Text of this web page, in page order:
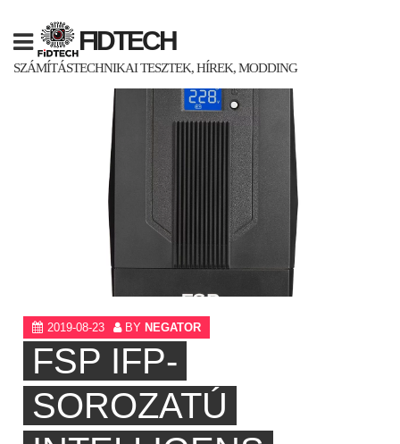
content
FIDTECH
SZÁMÍTÁSTECHNIKAI TESZTEK, HÍREK, MODDING
2019-08-23 BY NEGATOR
FSP IFP-
SOROZATÚ